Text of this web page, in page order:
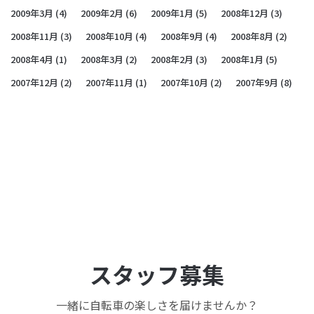
2009年3月 (4) 2009年2月 (6) 2009年1月 (5) 2008年12月 (3)
2008年11月 (3) 2008年10月 (4) 2008年9月 (4) 2008年8月 (2)
2008年4月 (1) 2008年3月 (2) 2008年2月 (3) 2008年1月 (5)
2007年12月 (2) 2007年11月 (1) 2007年10月 (2) 2007年9月 (8)
スタッフ募集
一緒に自転車の楽しさを届けませんか？